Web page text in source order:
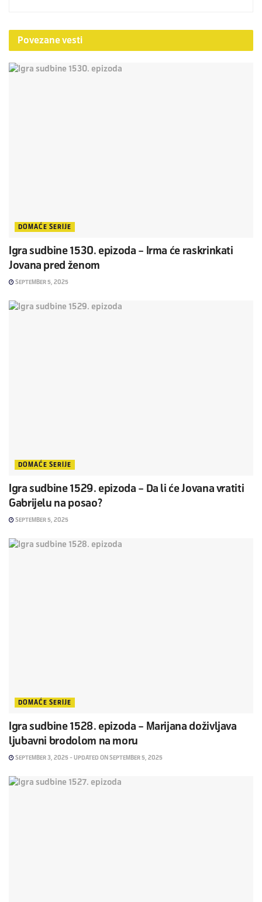
Povezanevesti
DOMAĆE SERIJE
Igra sudbine 1530. epizoda – Irma će raskrinkati
Jovana pred ženom
SEPTEMBER 5, 2025
DOMAĆE SERIJE
Igra sudbine 1529. epizoda – Da li će Jovana vratiti
Gabrijelu na posao?
SEPTEMBER 5, 2025
DOMAĆE SERIJE
Igra sudbine 1528. epizoda – Marijana doživljava
ljubavni brodolom na moru
SEPTEMBER 3, 2025 - UPDATED ON SEPTEMBER 5, 2025